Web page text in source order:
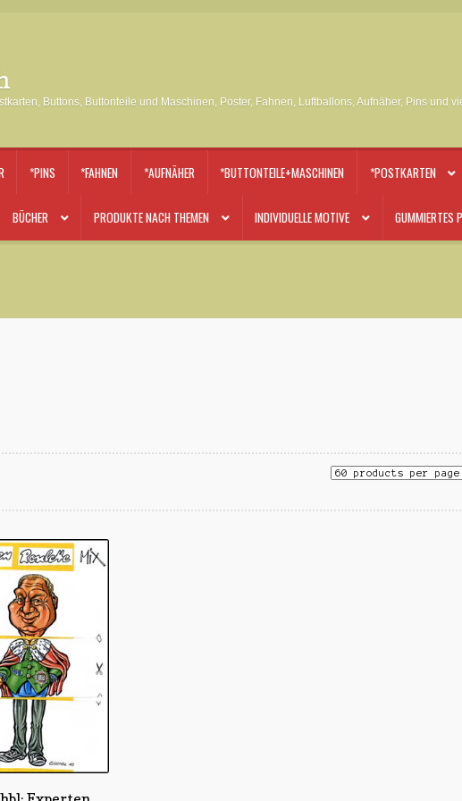
Buttons, Buttonteile und Maschinen, Poster, Fahnen, Luftballons, Aufnäher, Pins und
*PINS *FAHNEN *AUFNÄHER *BUTTONTEILE+MASCHINEN *POSTKARTEN
BÜCHER PRODUKTE NACH THEMEN INDIVIDUELLE MOTIVE GUMMIERTES